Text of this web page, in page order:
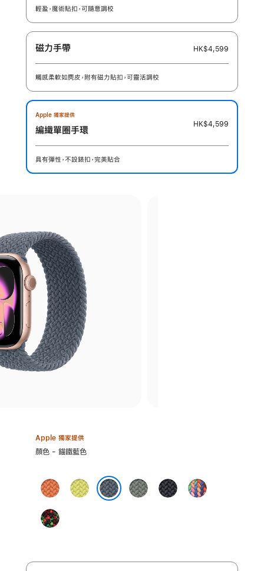
輕盈，魔術貼扣，可隨意調校
磁力手帶 HK$4,599
觸感柔軟如麂皮，附有磁力貼扣，可靈活調校
Apple 獨家提供
編織單圈手環
HK$4,599
具有彈性，不設錶扣，完美貼合
Apple 獨家提供
選
色:
顏色 - 錨鐵藍色
薑
黃
色
霓
虹
灰
綠
午
夜
Pride
Edition
Black
Unity